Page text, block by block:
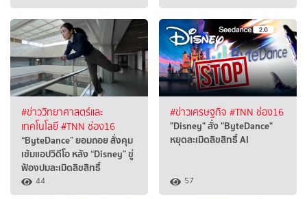
#ข่าววิทยาศาสตร์และ
เทคโนโลยี#TNN ช่อง16
“ByteDance” ยอมถอย สั่งคุม
เข้มแอปวิดีโอ หลัง “Disney” ขู่
ฟ้องปมละเมิดลิขสิทธิ์
44
#ข่าวเศรษฐกิจ #TNN ช่อง16
"Disney" สั่ง "ByteDance"
หยุดละเมิดลิขสิทธิ์ AI
57